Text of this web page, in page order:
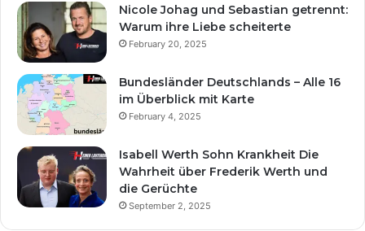
Nicole Johag und Sebastian getrennt:
Warum ihre Liebe scheiterte
February 20, 2025
Bundesländer Deutschlands – Alle 16
im Überblick mit Karte
February 4, 2025
Isabell Werth Sohn Krankheit Die
Wahrheit über Frederik Werth und
die Gerüchte
September 2, 2025